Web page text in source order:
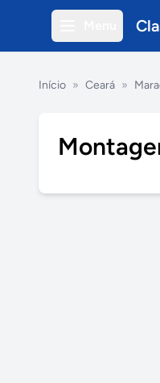
Início » Ceará »